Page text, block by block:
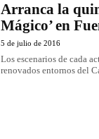
Arranca la
Mágico’ en
5 de julio de 2016
Los escenarios de cada
renovados entornos del